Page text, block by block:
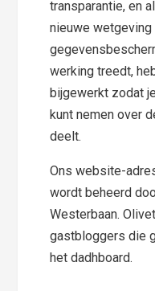
transparantie, en
nieuwe wetgeving
werking treedt,
bijgewerkt zodat
kunt nemen over
deelt.
Ons website-
wordt beheerd
Westerbaan.
gastbloggers die
het dadhboard.